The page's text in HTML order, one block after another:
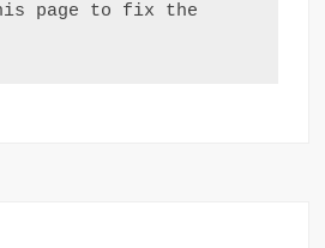
page to fix the